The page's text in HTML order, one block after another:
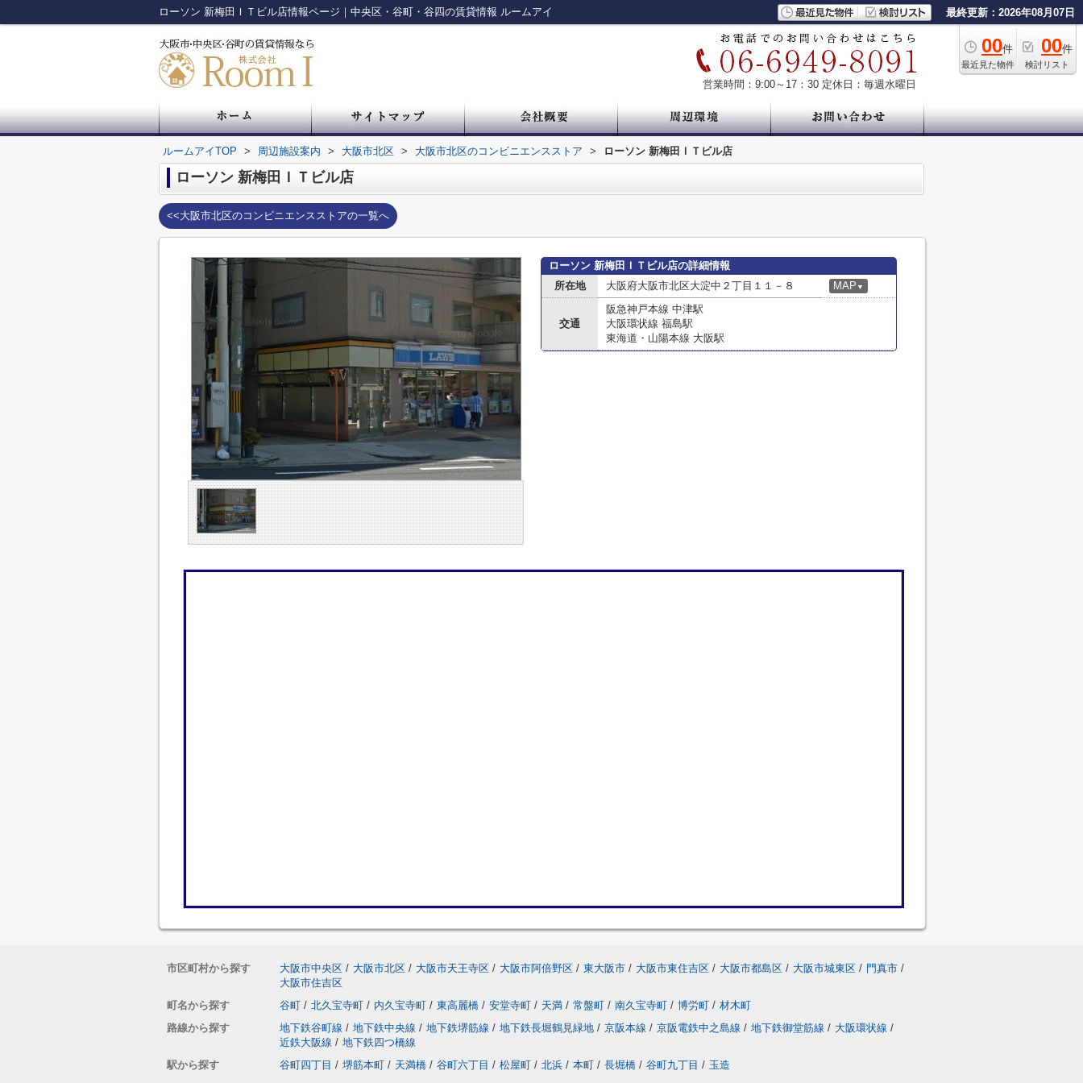
ローソン 新梅田ＩＴビル店情報ページ｜中央区・谷町・谷四の賃貸情報 ルームアイ 最終更新：2026年08月07日
00件
最近見た物件
00件
検討リスト
営業時間：9:00～17：30 定休日：毎週水曜日
ルームアイTOP > 周辺施設案内 > 大阪市北区 > 大阪市北区のコンビニエンスストア > ローソン 新梅田ＩＴビル店
ローソン 新梅田ＩＴビル店
<<大阪市北区のコンビニエンスストアの一覧へ
ローソン 新梅田ＩＴビル店の詳細情報
所在地
大阪府大阪市北区大淀中２丁目１１－８ MAP ▼
交通
阪急神戸本線 中津駅
大阪環状線 福島駅
東海道・山陽本線 大阪駅
市区町村から探す 大阪市中央区 / 大阪市北区 / 大阪市天王寺区 / 大阪市阿倍野区 / 東大阪市 / 大阪市東住吉区 / 大阪市都島区 / 大阪市城東区 / 門真市 /
大阪市住吉区
町名から探す
谷町 / 北久宝寺町 / 内久宝寺町 / 東高麗橋 / 安堂寺町 / 天満 / 常盤町 / 南久宝寺町 / 博労町 / 材木町
路線から探す
地下鉄谷町線 / 地下鉄中央線 / 地下鉄堺筋線 / 地下鉄長堀鶴見緑地 / 京阪本線 / 京阪電鉄中之島線 / 地下鉄御堂筋線 / 大阪環状線 /
近鉄大阪線 / 地下鉄四つ橋線
駅から探す
谷町四丁目 / 堺筋本町 / 天満橋 / 谷町六丁目 / 松屋町 / 北浜 / 本町 / 長堀橋 / 谷町九丁目 / 玉造